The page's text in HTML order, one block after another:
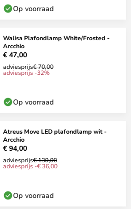
Op voorraad
Walisa Plafondlamp White/Frosted -
Arcchio
€ 47,00
adviesprijs€ 70,00
adviesprijs -32%
Op voorraad
Atreus Move LED plafondlamp wit -
Arcchio
€ 94,00
adviesprijs€ 130,00
adviesprijs -€ 36,00
Op voorraad